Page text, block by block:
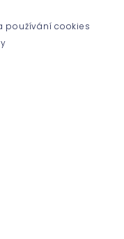
používání cookies